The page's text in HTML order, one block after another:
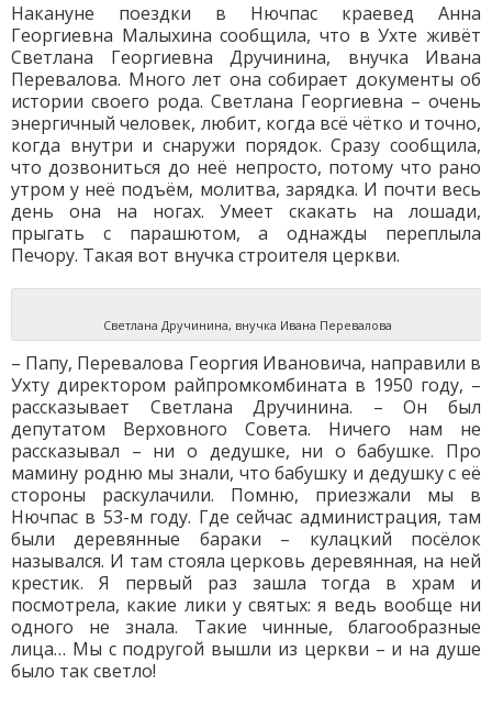
Накануне поездки в Нючпас краевед Анна
Георгиевна Малыхина сообщила, что в Ухте живёт
Светлана Георгиевна Дручинина, внучка Ивана
Перевалова. Много лет она собирает документы об
истории своего рода. Светлана Георгиевна – очень
энергичный человек, любит, когда всё чётко и точно,
когда внутри и снаружи порядок. Сразу сообщила,
что дозвониться до неё непросто, потому что рано
утром у неё подъём, молитва, зарядка. И почти весь
день она на ногах. Умеет скакать на лошади,
прыгать с парашютом, а однажды переплыла
Печору. Такая вот внучка строителя церкви.
Светлана Дручинина, внучка Ивана Перевалова
– Папу, Перевалова Георгия Ивановича, направили в
Ухту директором райпромкомбината в 1950 году, –
рассказывает Светлана Дручинина. – Он был
депутатом Верховного Совета. Ничего нам не
рассказывал – ни о дедушке, ни о бабушке. Про
мамину родню мы знали, что бабушку и дедушку с её
стороны раскулачили. Помню, приезжали мы в
Нючпас в 53-м году. Где сейчас администрация, там
были деревянные бараки – кулацкий посёлок
назывался. И там стояла церковь деревянная, на ней
крестик. Я первый раз зашла тогда в храм и
посмотрела, какие лики у святых: я ведь вообще ни
одного не знала. Такие чинные, благообразные
лица… Мы с подругой вышли из церкви – и на душе
было так светло!